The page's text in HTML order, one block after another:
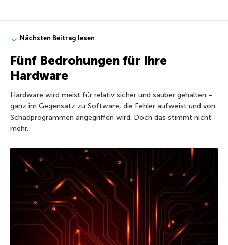
Nächsten Beitrag lesen
Fünf Bedrohungen für Ihre
Hardware
Hardware wird meist für relativ sicher und sauber gehalten –
ganz im Gegensatz zu Software, die Fehler aufweist und von
Schadprogrammen angegriffen wird. Doch das stimmt nicht
mehr.